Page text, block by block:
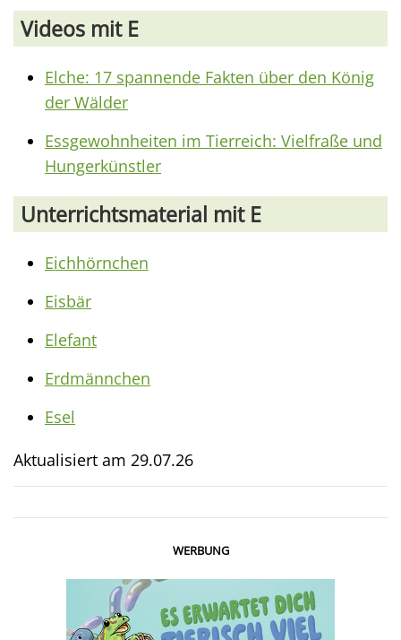
Videos mit E
Elche: 17 spannende Fakten über den König
der Wälder
Essgewohnheiten im Tierreich: Vielfraße und
Hungerkünstler
Unterrichtsmaterial mit E
Eichhörnchen
Eisbär
Elefant
Erdmännchen
Esel
Aktualisiert am 29.07.26
WERBUNG